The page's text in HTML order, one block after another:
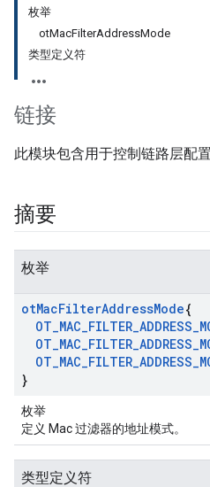
枚举
otMacFilterAddressMode
类型定义符
链接
此模块包含用于控制链路层配置
摘要
枚举
otMacFilterAddressMode{
OT_MAC_FILTER_ADDRESS_
OT_MAC_FILTER_ADDRESS_
OT_MAC_FILTER_ADDRESS_
}
枚举
定义 Mac 过滤器的地址模式。
类型定义符